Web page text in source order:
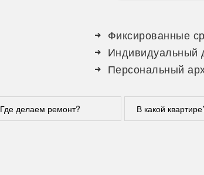
Фиксированные
Индивидуальный
Персональный
Где делаем ремонт? В какой